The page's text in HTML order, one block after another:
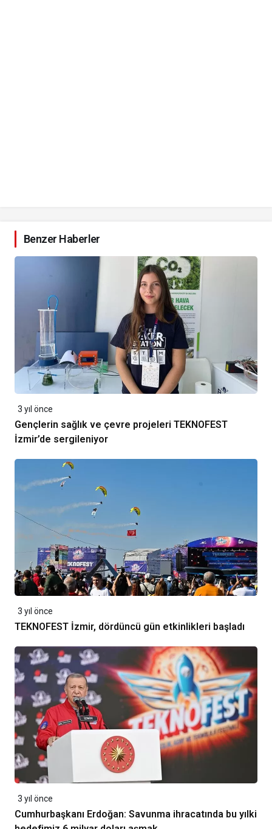
Benzer Haberler
3 yıl önce
Gençlerin sağlık ve çevre projeleri TEKNOFEST
İzmir’de sergileniyor
3 yıl önce
TEKNOFEST İzmir, dördüncü gün etkinlikleri başladı
3 yıl önce
Cumhurbaşkanı Erdoğan: Savunma ihracatında bu yılki